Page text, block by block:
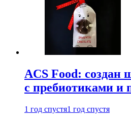
ACS Food: создан
с пребиотиками и
1 год спустя1 год спустя